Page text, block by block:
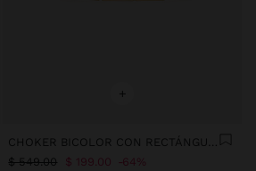
+
CHOKER BICOLOR CON RECTÁNGULOS
$ 549.00 $ 199.00 64%